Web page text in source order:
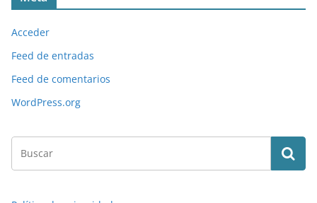
Acceder
Feed de entradas
Feed de comentarios
WordPress.org